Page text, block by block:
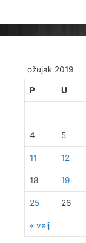
ožujak 2019
P U
« velj
4 5
11 12
18 19
25 26